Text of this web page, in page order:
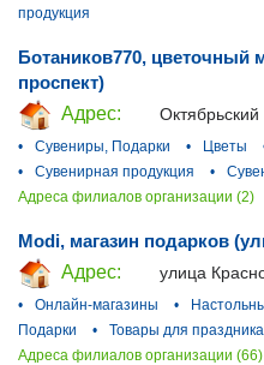
продукция
Ботаников770, цветочный
проспект)
Адрес:
Октябрьский
•
Сувениры, Подарки • Цветы
•
Сувенирная продукция •
Адреса филиалов организации (2)
Modi, магазин подарков
Адрес:
улица
•
Онлайн-магазины •
Подарки
• Товары для праздника
Адреса филиалов организации (66)